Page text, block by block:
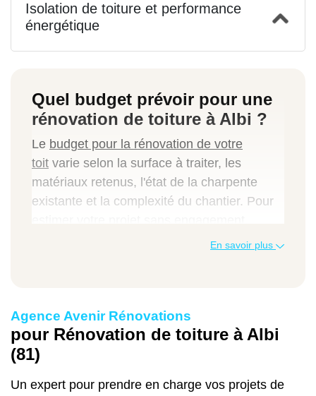
Isolation de toiture et performance
énergétique
Quel budget prévoir pour une
rénovation de toiture à Albi ?
Le budget pour la rénovation de votre
toit varie selon la surface à traiter, les
matériaux retenus, l'état de la charpente
existante et la complexité du chantier. Pour
vous donne une
vous accompagnons dans l'obtention des
aides à la rénovation énergétique
disponibles pour les particuliers du Tarn, un
levier concret pour alléger le coût final de
vos travaux de couverture.
En savoir plus
Agence Avenir Rénovations
pour Rénovation de toiture à Albi
(81)
Un expert pour prendre en charge vos projets de